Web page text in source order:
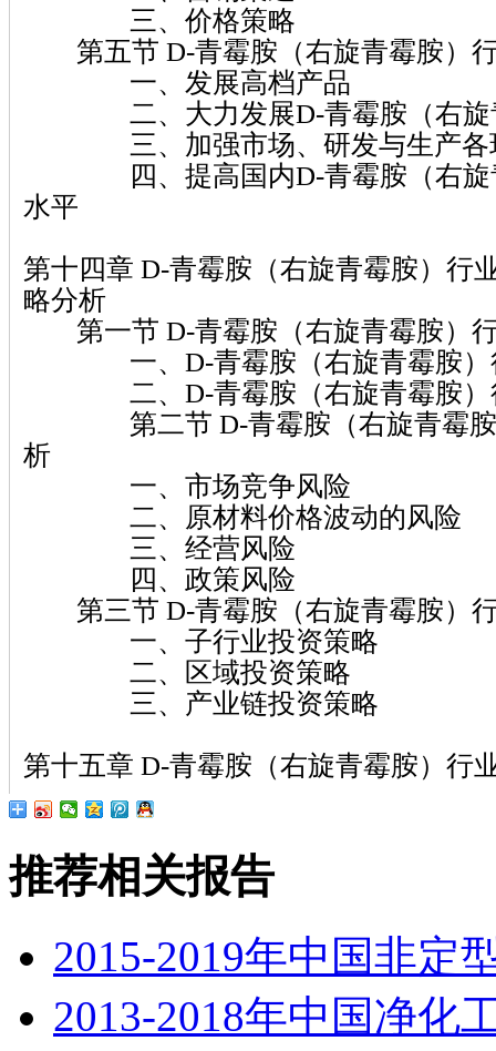
三、价格策略
第五节 D-青霉胺（右旋青霉胺）
一、发展高档产品
二、大力发展D-青霉胺（右旋
三、加强市场、研发与生产各
四、提高国内D-青霉胺（右旋
水平
第十四章 D-青霉胺（右旋青霉胺）行
略分析
第一节 D-青霉胺（右旋青霉胺）
一、D-青霉胺（右旋青霉胺）
二、D-青霉胺（右旋青霉胺）
第二节 D-青霉胺（右旋青霉胺
析
一、市场竞争风险
二、原材料价格波动的风险
三、经营风险
四、政策风险
第三节 D-青霉胺（右旋青霉胺）
一、子行业投资策略
二、区域投资策略
三、产业链投资策略
第十五章 D-青霉胺（右旋青霉胺）行
推荐相关报告
2015-2019年中国非定
2013-2018年中国净化